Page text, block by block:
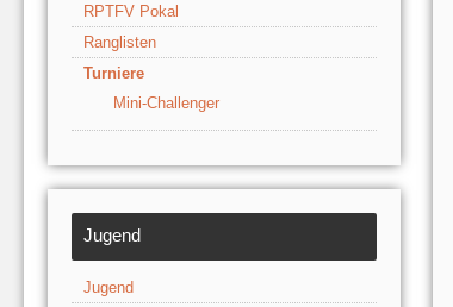
RPTFV Pokal
Ranglisten
Turniere
Mini-Challenger
Jugend
Jugend